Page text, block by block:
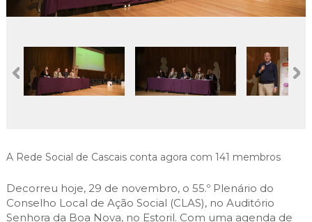
Planeamento Estratégico
Urbanismo
Economia & Inovação
Qualidade de vida
Jornal C
VIVER
VISITAR
ESTUDAR
SERVIÇOS
A Rede Social de Cascais conta agora com 141 membros
Decorreu hoje, 29 de novembro, o 55.º Plenário do
Conselho Local de Ação Social (CLAS), no Auditório
Senhora da Boa Nova, no Estoril. Com uma agenda de